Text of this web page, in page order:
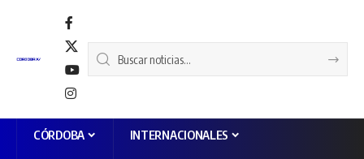
CÓRDOBA INTERNACIONALES